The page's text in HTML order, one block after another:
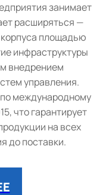
занимает
расширяться —
корпуса площадью
инфраструктуры
внедрением
управления.
международному
что гарантирует
на всех
до поставки.